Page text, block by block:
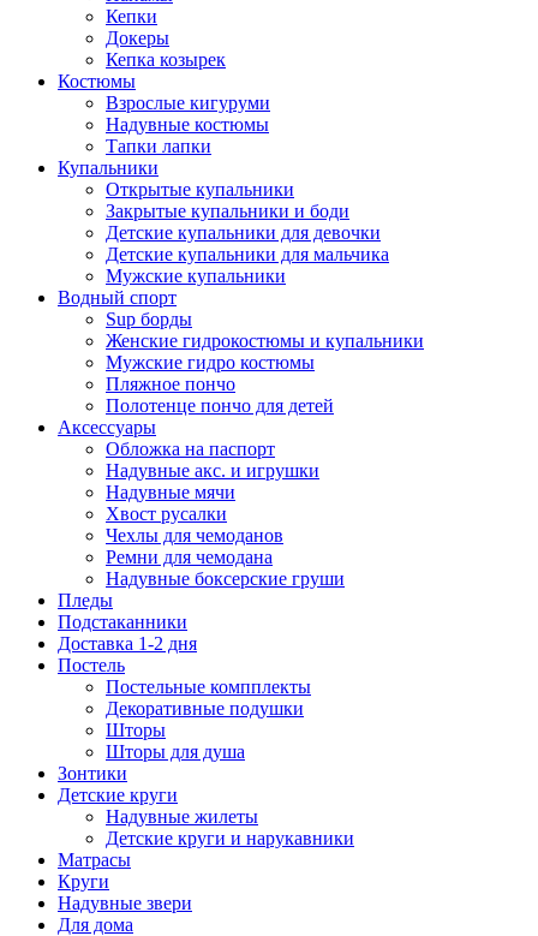
Кепки
Докеры
Кепка козырек
Костюмы
Взрослые кигуруми
Надувные костюмы
Тапки лапки
Купальники
Открытые купальники
Закрытые купальники и боди
Детские купальники для девочки
Детские купальники для мальчика
Мужские купальники
Водный спорт
Sup борды
Женские гидрокостюмы и купальники
Мужские гидро костюмы
Пляжное пончо
Полотенце пончо для детей
Аксессуары
Обложка на паспорт
Надувные акс. и игрушки
Надувные мячи
Хвост русалки
Чехлы для чемоданов
Ремни для чемодана
Надувные боксерские груши
Пледы
Подстаканники
Доставка 1-2 дня
Постель
Постельные компплекты
Декоративные подушки
Шторы
Шторы для душа
Зонтики
Детские круги
Надувные жилеты
Детские круги и нарукавники
Матрасы
Круги
Надувные звери
Для дома